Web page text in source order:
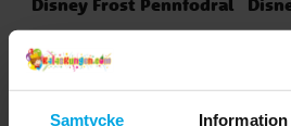
Samtycke Information
Pris59,00 kr